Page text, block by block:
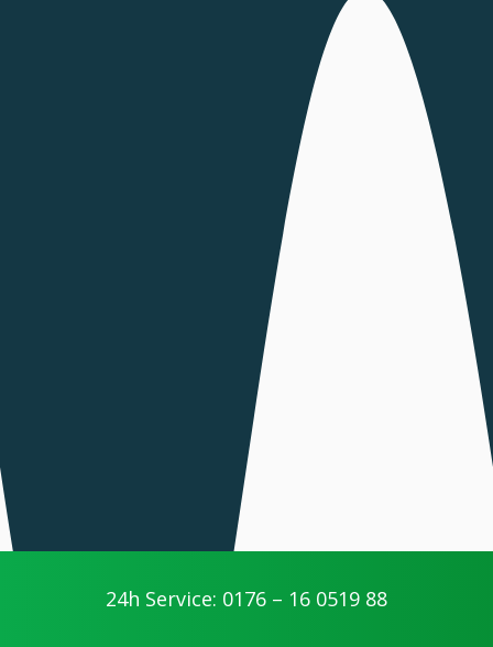
24h Service: 0176 – 16 0519 88